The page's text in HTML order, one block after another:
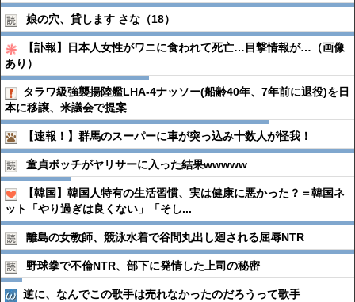
娘の穴、貸します さな（18）
【訃報】日本人女性がワニに食われて死亡…目撃情報が…（画像
あり）
タラワ級強襲揚陸艦LHA-4ナッソー(船齢40年、7年前に退役)を日
本に移譲、米議会で提案
【速報！】群馬のスーパーに車が突っ込み十数人が怪我！
童貞ボッチがヤリサーに入った結果wwwww
【韓国】韓国人特有の生活習慣、実は健康に悪かった？＝韓国ネ
ット「やり過ぎは良くない」「そし...
離島の女教師、競泳水着で谷間丸出し廻される屈辱NTR
野球拳で不倫NTR、部下に発情した上司の秘密
逆に、なんでこの歌手は売れなかったのだろうって歌手